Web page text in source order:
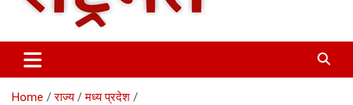
rashtrmat.com
Home राज्य
मध्य प्रदेश